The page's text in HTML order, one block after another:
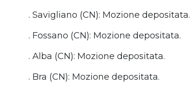
. Savigliano (CN): Mozione depositata.
. Fossano (CN): Mozione depositata.
. Alba (CN): Mozione depositata.
. Bra (CN): Mozione depositata.